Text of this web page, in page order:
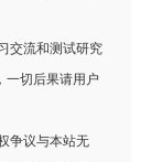
交流和测试研究
一切后果请用户
争议与本站无